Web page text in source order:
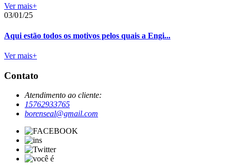
Ver mais+
03/01/25
Aqui estão todos os motivos pelos quais a Engi...
Ver mais+
Contato
Atendimento ao cliente:
15762933765
borenseal@gmail.com